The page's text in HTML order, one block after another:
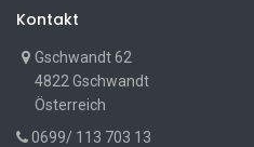
Kontakt
Gschwandt 62
4822 Gschwandt
Österreich
0699/ 113 703 13